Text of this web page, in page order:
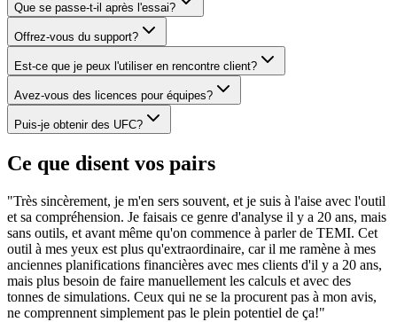
Que se passe-t-il après l'essai?
Offrez-vous du support?
Est-ce que je peux l'utiliser en rencontre client?
Avez-vous des licences pour équipes?
Puis-je obtenir des UFC?
Ce que disent vos pairs
"Très sincèrement, je m'en sers souvent, et je suis à l'aise avec l'outil
et sa compréhension. Je faisais ce genre d'analyse il y a 20 ans, mais
sans outils, et avant même qu'on commence à parler de TEMI. Cet
outil à mes yeux est plus qu'extraordinaire, car il me ramène à mes
anciennes planifications financières avec mes clients d'il y a 20 ans,
mais plus besoin de faire manuellement les calculs et avec des
tonnes de simulations. Ceux qui ne se la procurent pas à mon avis,
ne comprennent simplement pas le plein potentiel de ça!"